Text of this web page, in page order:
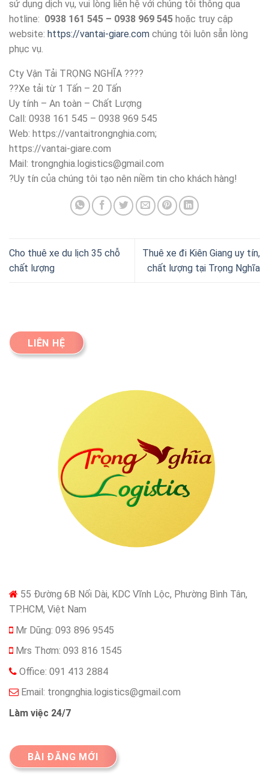
sử dụng dịch vụ, vui lòng liên hệ với chúng tôi thông qua
hotline: 0938 161 545 – 0938 969 545 hoặc truy cập
website: https://vantai-giare.com chúng tôi luôn sẵn lòng
phục vụ.
Cty Vận Tải TRỌNG NGHĨA ????
??Xe tải từ 1 Tấn – 20 Tấn
Uy tính – An toàn – Chất Lượng
Call: 0938 161 545 – 0938 969 545
Web: https://vantaitrongnghia.com;
https://vantai-giare.com
Mail: trongnghia.logistics@gmail.com
?Uy tín của chúng tôi tạo nên niềm tin cho khách hàng!
Cho thuê xe du lịch 35 chỗ
chất lượng
Thuê xe đi Kiên Giang uy tín,
chất lượng tại Trọng Nghĩa
LIÊN HỆ
55 Đường 6B Nối Dài, KDC Vĩnh Lộc, Phường Bình Tân,
TP.HCM, Việt Nam
Mr Dũng: 093 896 9545
Mrs Thơm: 093 816 1545
Office: 091 413 2884
Email: trongnghia.logistics@gmail.com
Làm việc 24/7
BÀI ĐĂNG MỚI